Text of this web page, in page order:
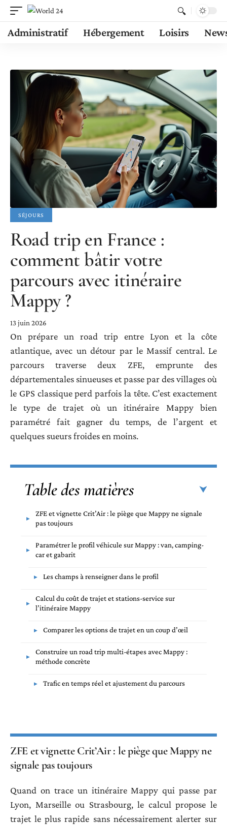
Administratif Hébergement Loisirs
SÉJOURS
Road trip en France :
comment bâtir votre
parcours avec itinéraire
Mappy ?
13 juin 2026
On prépare un road trip entre Lyon et la côte
atlantique, avec un détour par le Massif central. Le
parcours traverse deux ZFE, emprunte des
départementales sinueuses et passe par des villages où
le GPS classique perd parfois la tête. C’est exactement
le type de trajet où un itinéraire Mappy bien
paramétré fait gagner du temps, de l’argent et
quelques sueurs froides en moins.
Table des matières
ZFE et vignette Crit’Air : le piège que Mappy ne signale
pas toujours
Paramétrer le profil véhicule sur Mappy : van, camping-
car et gabarit
Les champs à renseigner dans le profil
Calcul du coût de trajet et stations-service sur
l’itinéraire Mappy
Comparer les options de trajet en un coup d’œil
Construire un road trip multi-étapes avec Mappy :
méthode concrète
Trafic en temps réel et ajustement du parcours
ZFE et vignette Crit’Air : le piège que Mappy ne
signale pas toujours
Quand on trace un itinéraire Mappy qui passe par
Lyon, Marseille ou Strasbourg, le calcul propose le
trajet le plus rapide sans nécessairement alerter sur